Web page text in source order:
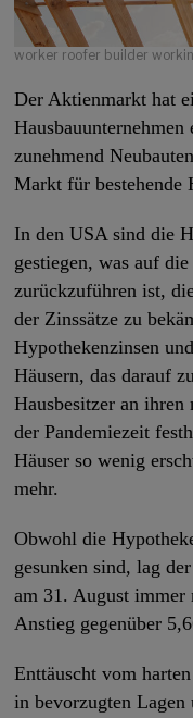
worker roofer builder
Der Aktienmarkt hat
zunehmend
Markt für bestehende
In den USA sind die
gestiegen, was auf
zurückzuführen ist,
der Zinssätze zu
Hypothekenzinsen
Häusern, das darauf
Hausbesitzer an
der Pandemiezeit
Häuser so wenig
mehr.
Obwohl die
gesunken sind, lag
am 31. August
Anstieg gegenüber
Enttäuscht vom
in bevorzugten